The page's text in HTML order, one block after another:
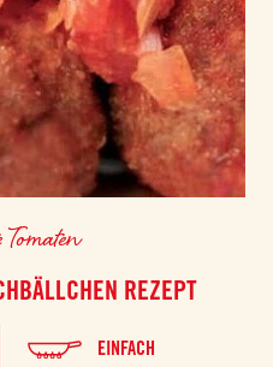
Tomaten
REZEPT
EINFACH